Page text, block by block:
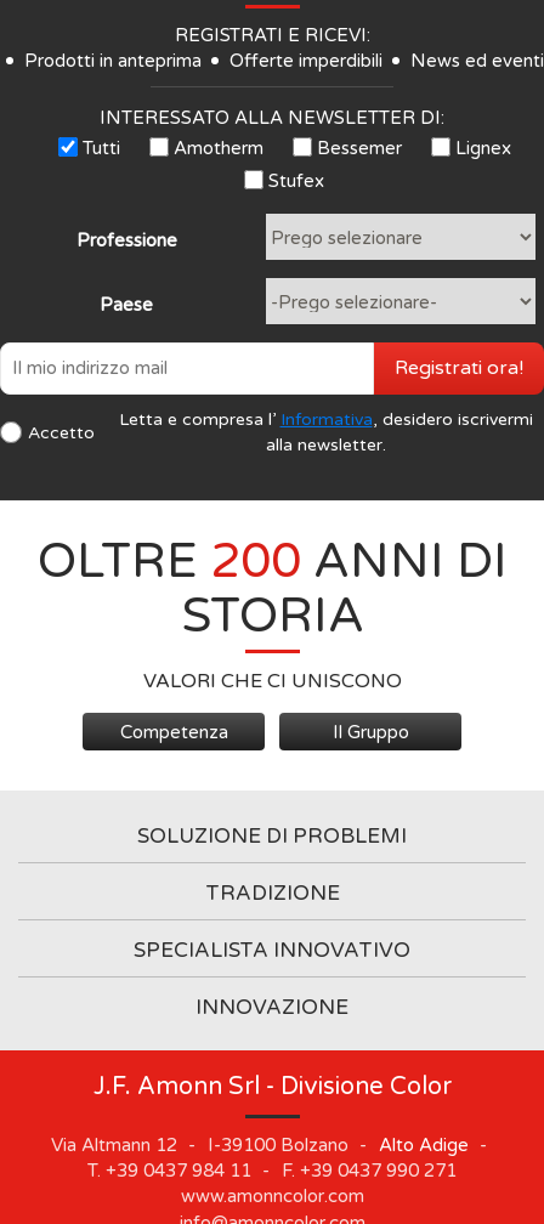
REGISTRATI E RICEVI:
Prodotti in anteprima
Offerte imperdibili News ed eventi
INTERESSATO ALLA NEWSLETTER DI:
Tutti
Amotherm Bessemer
Lignex
Stufex
Professione
Paese
Accetto
Letta e compresa l’ Informativa, desidero iscrivermi
alla newsletter.
Registrati ora!
OLTRE 200 ANNI DI
STORIA
VALORI CHE CI UNISCONO
Competenza Il Gruppo
SOLUZIONE DI PROBLEMI
TRADIZIONE
SPECIALISTA INNOVATIVO
INNOVAZIONE
J.F. Amonn Srl - Divisione Color
Via Altmann 12 - I-39100 Bolzano - Alto Adige
-
T. +39 0437 984 11 - F. +39 0437 990 271
www.amonncolor.com